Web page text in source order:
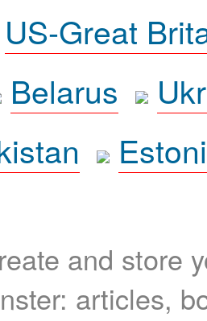
US-Great
Belarus
and store
articles,